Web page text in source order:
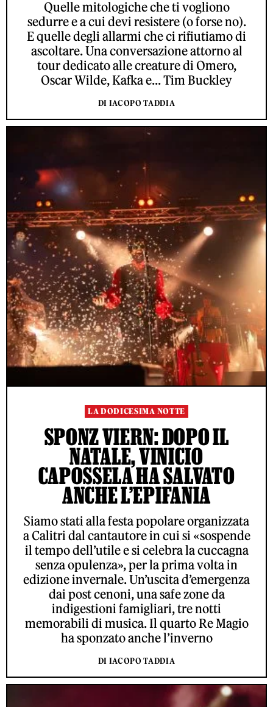
Quelle mitologiche che ti vogliono
sedurre e a cui devi resistere (o forse no).
E quelle degli allarmi che ci rifiutiamo di
ascoltare. Una conversazione attorno al
tour dedicato alle creature di Omero,
Oscar Wilde, Kafka e... Tim Buckley
DI IACOPO TADDIA
LA DODICESIMA NOTTE
SPONZ VIERN: DOPO IL
NATALE, VINICIO
CAPOSSELA HA SALVATO
ANCHE L’EPIFANIA
Siamo stati alla festa popolare organizzata
a Calitri dal cantautore in cui si «sospende
il tempo dell’utile e si celebra la cuccagna
senza opulenza», per la prima volta in
edizione invernale. Un’uscita d’emergenza
dai post cenoni, una safe zone da
indigestioni famigliari, tre notti
memorabili di musica. Il quarto Re Magio
ha sponzato anche l’inverno
DI IACOPO TADDIA